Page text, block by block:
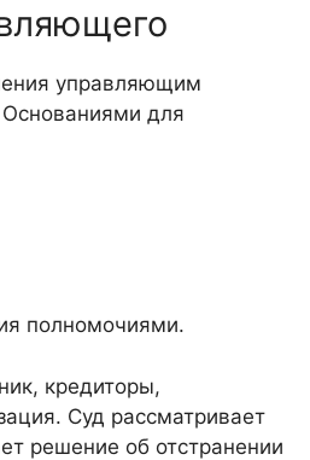
управляющим
Основаниями для
полномочиями.
кредиторы,
Суд рассматривает
решение об отстранении